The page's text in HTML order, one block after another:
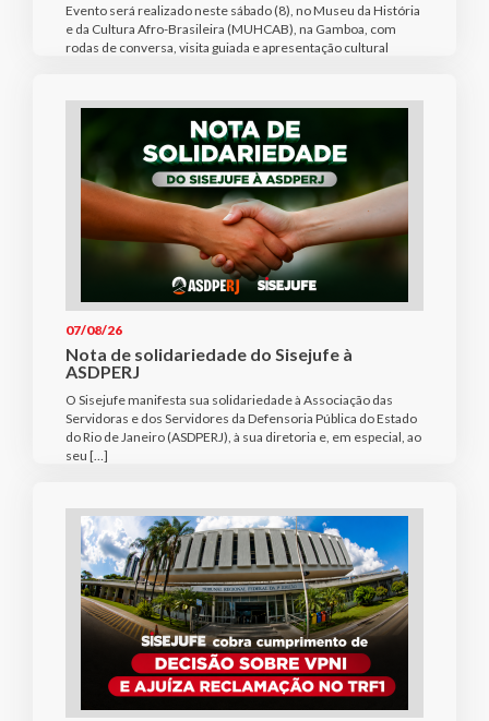
Evento será realizado neste sábado (8), no Museu da História
e da Cultura Afro-Brasileira (MUHCAB), na Gamboa, com
rodas de conversa, visita guiada e apresentação cultural
07/08/26
Nota de solidariedade do Sisejufe à
ASDPERJ
O Sisejufe manifesta sua solidariedade à Associação das
Servidoras e dos Servidores da Defensoria Pública do Estado
do Rio de Janeiro (ASDPERJ), à sua diretoria e, em especial, ao
seu […]